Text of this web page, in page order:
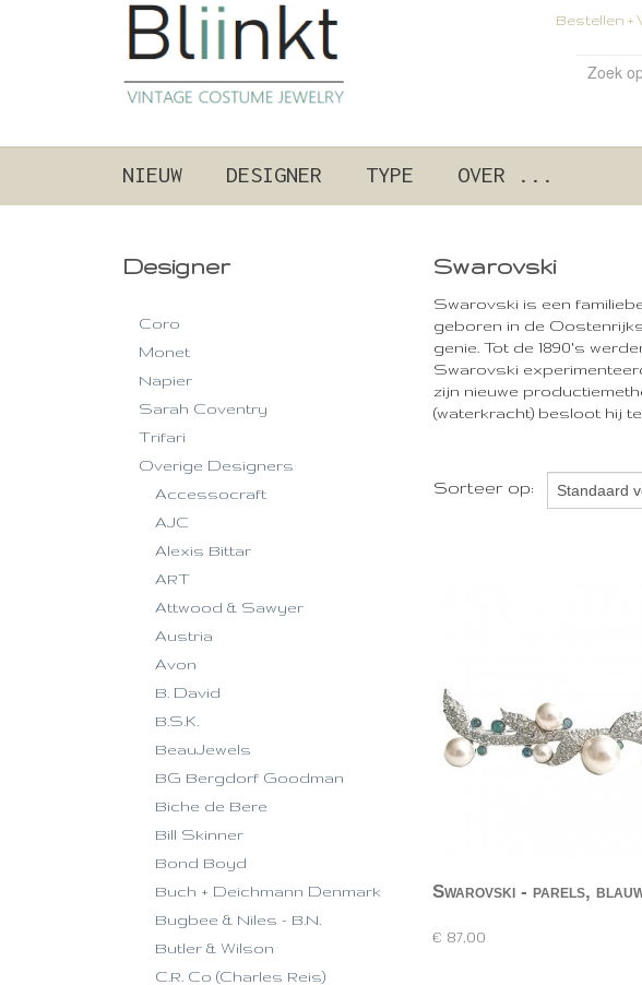
Bestellen +
NIEUW DESIGNER TYPE OVER ...
Designer
Coro
Monet
Napier
Sarah Coventry
Trifari
Overige Designers
Accessocraft
AJC
Alexis Bittar
ART
Attwood & Sawyer
Austria
Avon
B. David
B.S.K.
BeauJewels
BG Bergdorf Goodman
Biche de Bere
Bill Skinner
Bond Boyd
Buch + Deichmann Denmark
Bugbee & Niles - B.N.
Butler & Wilson
C.R. Co (Charles Reis)
Swarovski
Swarovski is een
geboren in de
genie. Tot de 1890's
Swarovski
zijn nieuwe
(waterkracht) besloot hij
Sorteer op:
Swarovski - parels,
€ 87,00